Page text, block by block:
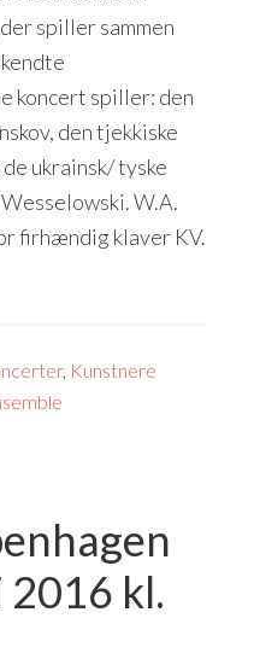
spiller sammen
koncert spiller: den
den tjekkiske
ukrainsk/ tyske
W.A.
firhændig klaver KV.
, Kunstnere
2016 kl.